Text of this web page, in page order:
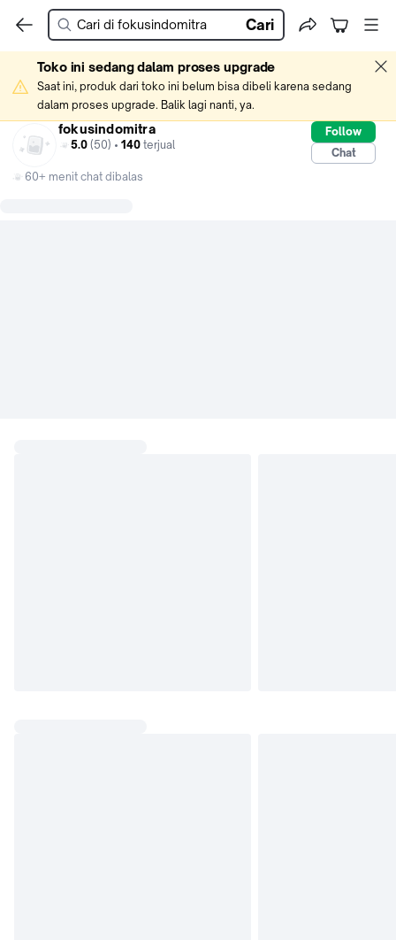
Cari
Toko ini sedang dalam proses upgrade
Saat ini, produk dari toko ini belum bisa dibeli karena sedang
dalam proses upgrade. Balik lagi nanti, ya.
fokusindomitra
5.0 (50) • 140 terjual
Follow
Chat
60+ menit chat dibalas